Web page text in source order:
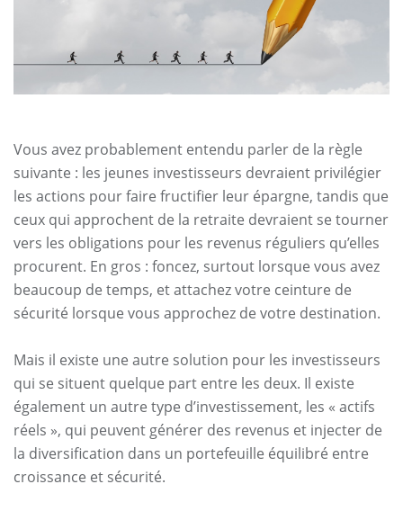
Vous avez probablement entendu parler de la règle
suivante : les jeunes investisseurs devraient privilégier
les actions pour faire fructifier leur épargne, tandis que
ceux qui approchent de la retraite devraient se tourner
vers les obligations pour les revenus réguliers qu’elles
procurent. En gros : foncez, surtout lorsque vous avez
beaucoup de temps, et attachez votre ceinture de
sécurité lorsque vous approchez de votre destination.
Mais il existe une autre solution pour les investisseurs
qui se situent quelque part entre les deux. Il existe
également un autre type d’investissement, les « actifs
réels », qui peuvent générer des revenus et injecter de
la diversification dans un portefeuille équilibré entre
croissance et sécurité.